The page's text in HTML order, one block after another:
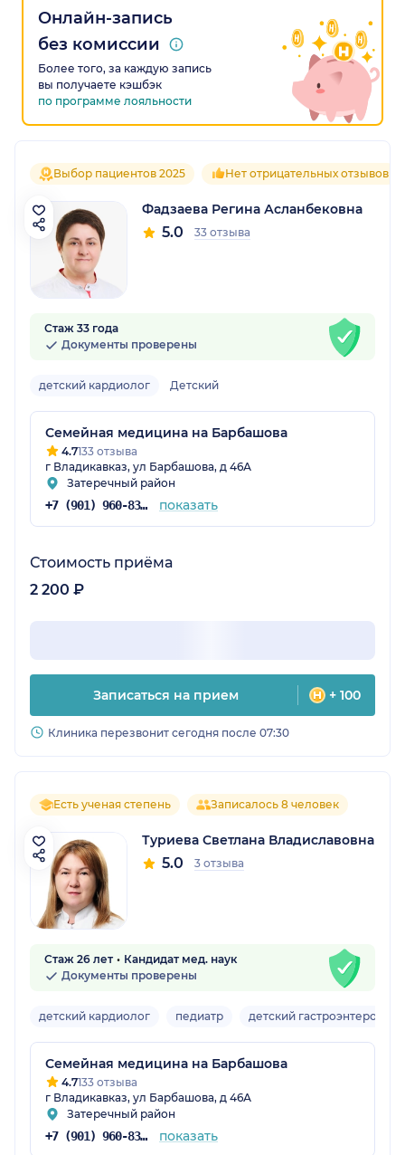
Онлайн-запись
без комиссии
Более того, за каждую запись
вы получаете кэшбэк
по программе лояльности
Выбор пациентов 2025 Нет отрицательных отзывов
Фадзаева Регина Асланбековна
5.0 33 отзыва
Стаж 33 года
Документы проверены
детский кардиолог Детский
Семейная медицина на Барбашова
4.7133 отзыва
г Владикавказ, ул Барбашова, д 46А
Затеречный район
+7 (901) 960-83-51 показать
Стоимость приёма
2 200 ₽
Записаться на прием + 100
Клиника перезвонит сегодня после 07:30
Есть ученая степень Записалось 8 человек
Туриева Светлана Владиславовна
5.0 3 отзыва
Стаж 26 лет
Кандидат мед. наук
Документы проверены
детский кардиолог педиатр детский гастроэнтеролог
Семейная медицина на Барбашова
4.7133 отзыва
г Владикавказ, ул Барбашова, д 46А
Затеречный район
+7 (901) 960-83-51 показать